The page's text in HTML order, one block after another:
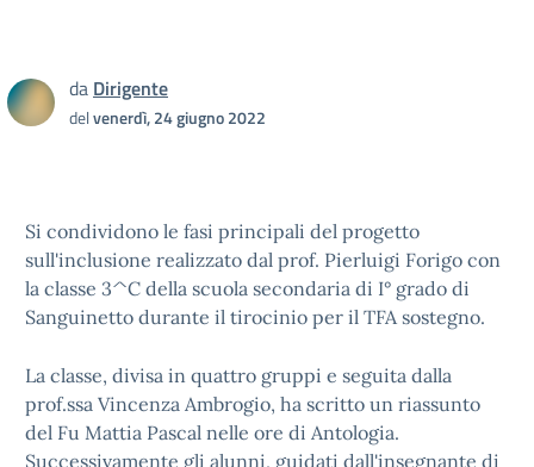
da Dirigente
delvenerdì, 24 giugno 2022
Si condividono le fasi principali del progetto
sull'inclusione realizzato dal prof. Pierluigi Forigo con
la classe 3^C della scuola secondaria di I° grado di
Sanguinetto durante il tirocinio per il TFA sostegno.
La classe, divisa in quattro gruppi e seguita dalla
prof.ssa Vincenza Ambrogio, ha scritto un riassunto
del Fu Mattia Pascal nelle ore di Antologia.
Successivamente gli alunni, guidati dall'insegnante di